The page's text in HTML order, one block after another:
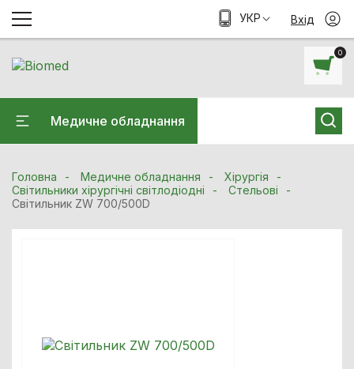
0
Медичне обладнання
УКР Вхід
Головна Медичне обладнання
Хiрургiя
Світильники хірургічні світлодіодні
Стельові
Світильник ZW 700/500D